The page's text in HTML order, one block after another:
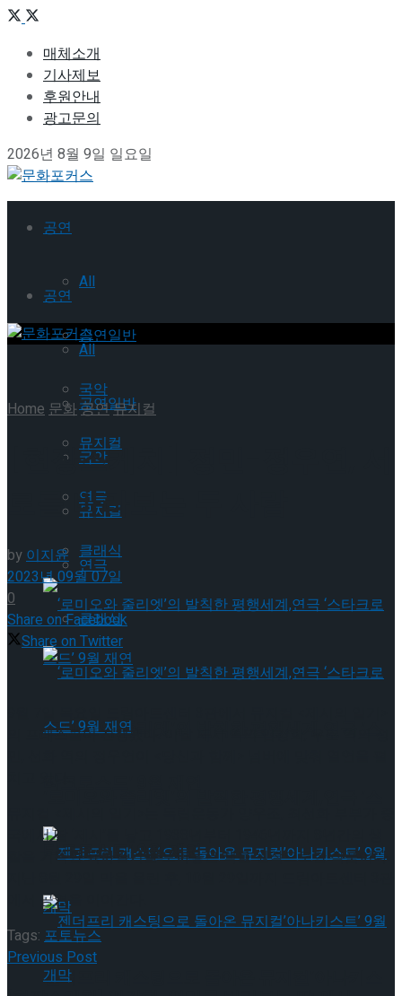
매체소개
기사제보
후원안내
광고문의
2026년 8월 9일 일요일
공연
All
공연일반
국악
뮤지컬
연극
클래식
‘로미오와 줄리엣’의 발칙한 평행세계,연극 ‘스
젠더프리 캐스팅으로 돌아온 뮤지컬’아나키스
공연
All
공연일반
국악
뮤지컬
연극
클래식
타크로스드’ 9월 재연
Home문화공연뮤지컬
[현장스케치] 정민-정우연, 서
로를 바라보는 두 사람
by이지윤
2023년 09월 07일
0
Share on Facebook
Share on Twitter
의 프레스콜이 진행됐다. 이날 제시 역의 임강희, 우조 역의 정
국에서 딸 ‘제시’를 낳고 1938년부터 1946년까지 8년간의 생
활을 기록한 육아일기를 모아놓은 책을 원작으로한 작품이다.
에서 공연을 이어간다.
Tags: 포토뉴스
Previous Post